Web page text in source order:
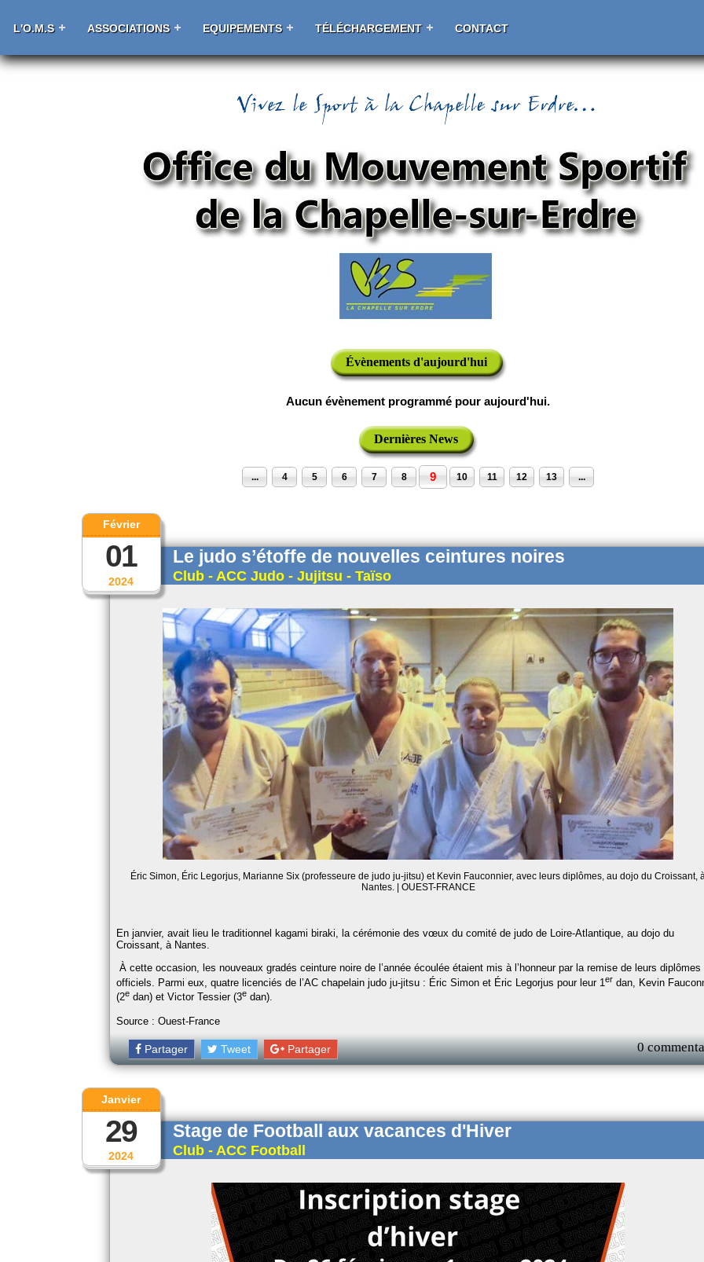
L'O.M.S ASSOCIATIONS EQUIPEMENTS TÉLÉCHARGEMENT CONTACT
Évènements d'aujourd'hui
Aucun évènement programmé pour aujourd'hui.
Dernières News
... 4 5 6 7 8 9 10 11 12 13 ...
2024
Février
01 Le judo s’étoffe de nouvelles ceintures noires
Club - ACC Judo - Jujitsu - Taïso
Éric Simon, Éric Legorjus, Marianne Six (professeure de judo ju-jitsu) et Kevin Fauconnier, avec leurs diplômes, au dojo du Croissant,
Nantes. | OUEST-FRANCE
En janvier, avait lieu le traditionnel kagami biraki, la cérémonie des vœux du comité de judo de Loire-Atlantique, au dojo du
Croissant, à Nantes.
À cette occasion, les nouveaux gradés ceinture noire de l’année écoulée étaient mis à l’honneur par la remise de leurs diplômes
officiels. Parmi eux, quatre licenciés de l’AC chapelain judo ju-jitsu : Éric Simon et Éric Legorjus pour leur 1er dan, Kevin
(2e dan) et Victor Tessier (3e dan).
Source : Ouest-France
Partager Tweet Partager 0
2024
Janvier
29 Stage de Football aux vacances d'Hiver
Club - ACC Football